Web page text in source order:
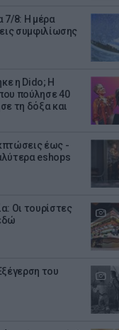
7/8: Η μέρα
συμφιλίωσης
η Dido; Η
πούλησε 40
τη δόξα και
έως -
eshops
Οι τουρίστες
του